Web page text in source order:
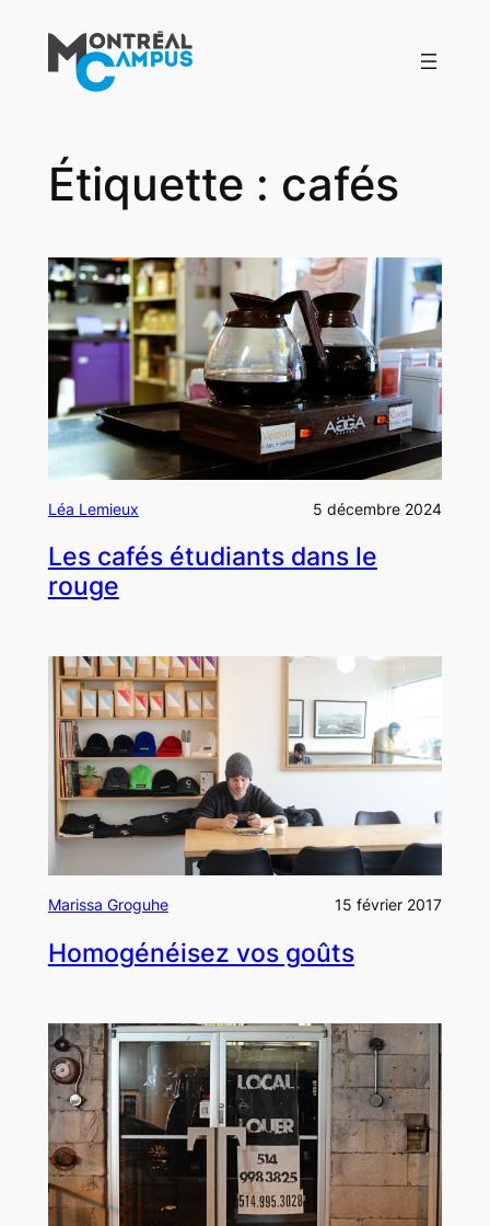
contenu
Étiquette : cafés
Léa Lemieux 5 décembre 2024
Les cafés étudiants dans le
rouge
Marissa Groguhe 15 février 2017
Homogénéisez vos goûts